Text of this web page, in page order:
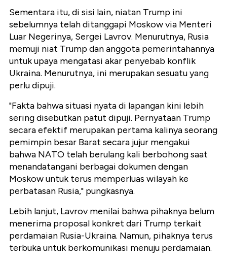
Sementara itu, di sisi lain, niatan Trump ini
sebelumnya telah ditanggapi Moskow via Menteri
Luar Negerinya, Sergei Lavrov. Menurutnya, Rusia
memuji niat Trump dan anggota pemerintahannya
untuk upaya mengatasi akar penyebab konflik
Ukraina. Menurutnya, ini merupakan sesuatu yang
perlu dipuji.
"Fakta bahwa situasi nyata di lapangan kini lebih
sering disebutkan patut dipuji. Pernyataan Trump
secara efektif merupakan pertama kalinya seorang
pemimpin besar Barat secara jujur mengakui
bahwa NATO telah berulang kali berbohong saat
menandatangani berbagai dokumen dengan
Moskow untuk terus memperluas wilayah ke
perbatasan Rusia," pungkasnya.
Lebih lanjut, Lavrov menilai bahwa pihaknya belum
menerima proposal konkret dari Trump terkait
perdamaian Rusia-Ukraina. Namun, pihaknya terus
terbuka untuk berkomunikasi menuju perdamaian.